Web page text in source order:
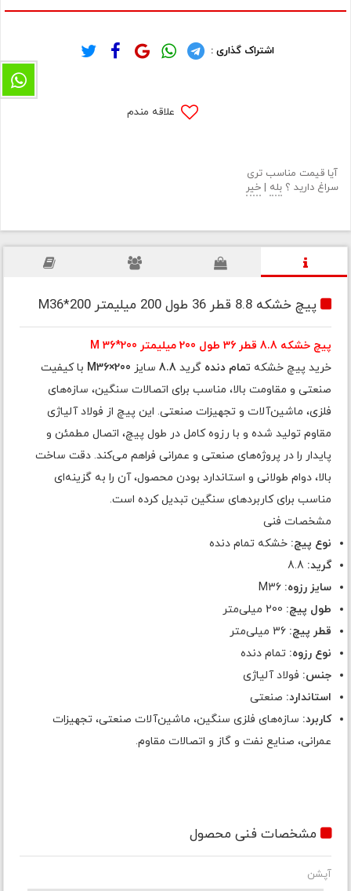
اشتراک گذاری :
علاقه مندم
آیا قیمت مناسب تری
سراغ دارید ؟ بله | خیر
پیچ خشکه 8.8 قطر 36 طول 200 میلیمتر M36*200
پیچ خشکه 8.8 قطر 36 طول 200 میلیمتر M 36*200
خرید پیچ خشکه تمام دنده گرید 8.8 سایز M36×200 با کیفیت
صنعتی و مقاومت بالا، مناسب برای اتصالات سنگین، سازه‌های
فلزی، ماشین‌آلات و تجهیزات صنعتی. این پیچ از فولاد آلیاژی
مقاوم تولید شده و با رزوه کامل در طول پیچ، اتصال مطمئن و
پایدار را در پروژه‌های صنعتی و عمرانی فراهم می‌کند. دقت ساخت
بالا، دوام طولانی و استاندارد بودن محصول، آن را به گزینه‌ای
مناسب برای کاربردهای سنگین تبدیل کرده است.
مشخصات فنی
نوع پیچ: خشکه تمام دنده
گرید:
سایز رزوه: M36
طول پیچ:
قطر پیچ: 36 میلی‌متر
نوع رزوه: تمام دنده
جنس: فولاد آلیاژی
استاندارد: صنعتی
کاربرد: سازه‌های فلزی سنگین، ماشین‌آلات صنعتی، تجهیزات
عمرانی، صنایع نفت و گاز و اتصالات مقاوم.
مشخصات فنی محصول
آپشن